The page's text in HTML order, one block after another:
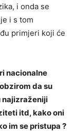
i onda se
i s tom
primjeri koji će
nacionalne
da su
najizraženiji
itd, kako oni
im se pristupa ?